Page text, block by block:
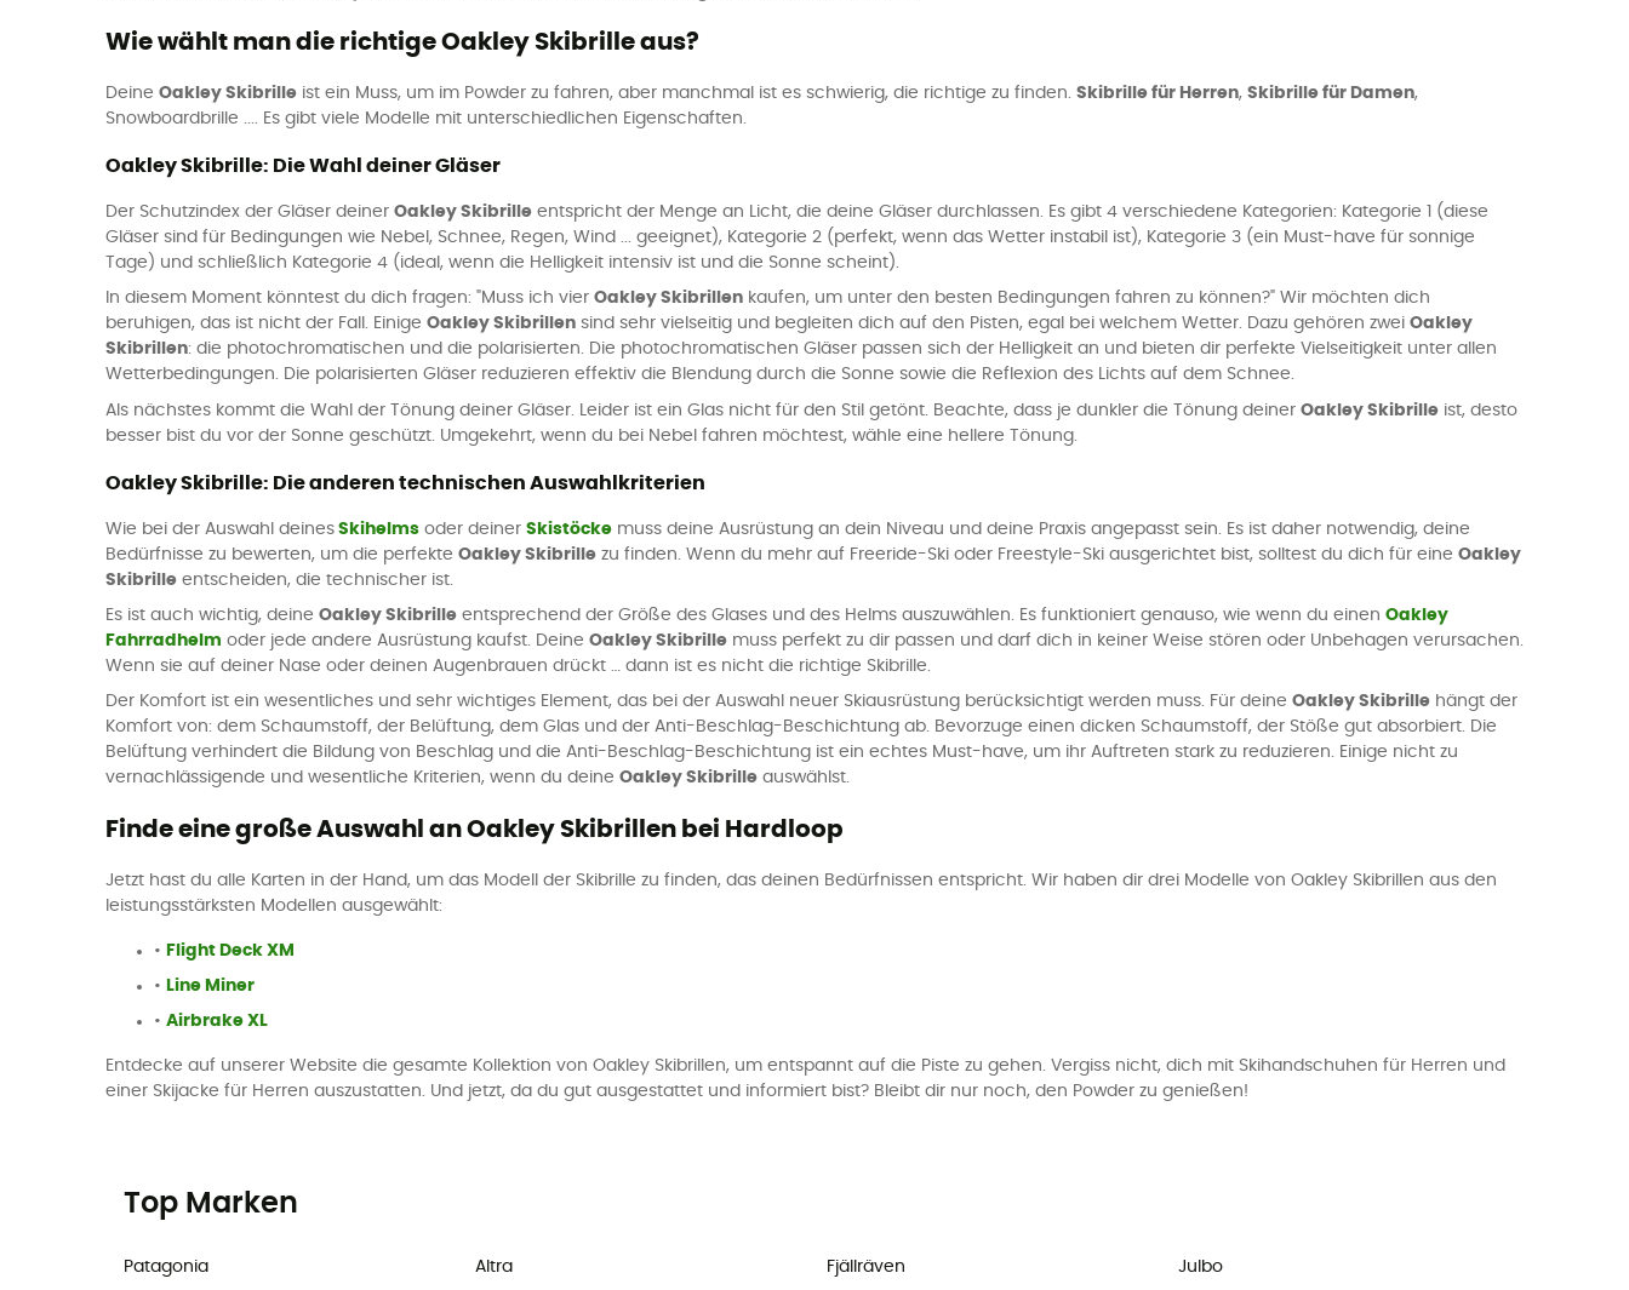
Wie wählt man die richtige Oakley Skibrille aus?
Deine Oakley Skibrille ist ein Muss, um im Powder zu fahren, aber manchmal ist es schwierig, die richtige zu finden. Skibrille für Herren, Skibrille für Damen,
Snowboardbrille .... Es gibt viele Modelle mit unterschiedlichen Eigenschaften.
Oakley Skibrille: Die Wahl deiner Gläser
Der Schutzindex der Gläser deiner Oakley Skibrille entspricht der Menge an Licht, die deine Gläser durchlassen. Es gibt 4 verschiedene Kategorien: Kategorie 1 (diese
Gläser sind für Bedingungen wie Nebel, Schnee, Regen, Wind ... geeignet), Kategorie 2 (perfekt, wenn das Wetter instabil ist), Kategorie 3 (ein Must-have für sonnige
Tage) und schließlich Kategorie 4 (ideal, wenn die Helligkeit intensiv ist und die Sonne scheint).
In diesem Moment könntest du dich fragen: "Muss ich vier Oakley Skibrillen kaufen, um unter den besten Bedingungen fahren zu können?" Wir möchten dich
beruhigen, das ist nicht der Fall. Einige Oakley Skibrillen sind sehr vielseitig und begleiten dich auf den Pisten, egal bei welchem Wetter. Dazu gehören zwei Oakley
Skibrillen: die photochromatischen und die polarisierten. Die photochromatischen Gläser passen sich der Helligkeit an und bieten dir perfekte Vielseitigkeit unter allen
Wetterbedingungen. Die polarisierten Gläser reduzieren effektiv die Blendung durch die Sonne sowie die Reflexion des Lichts auf dem Schnee.
Als nächstes kommt die Wahl der Tönung deiner Gläser. Leider ist ein Glas nicht für den Stil getönt. Beachte, dass je dunkler die Tönung deiner Oakley Skibrille ist, desto
besser bist du vor der Sonne geschützt. Umgekehrt, wenn du bei Nebel fahren möchtest, wähle eine hellere Tönung.
Oakley Skibrille: Die anderen technischen Auswahlkriterien
Wie bei der Auswahl deines Skihelms oder deiner Skistöcke muss deine Ausrüstung an dein Niveau und deine Praxis angepasst sein. Es ist daher notwendig, deine
Bedürfnisse zu bewerten, um die perfekte Oakley Skibrille zu finden. Wenn du mehr auf Freeride-Ski oder Freestyle-Ski ausgerichtet bist, solltest du dich für eine Oakley
Skibrille entscheiden, die technischer ist.
Es ist auch wichtig, deine Oakley Skibrille entsprechend der Größe des Glases und des Helms auszuwählen. Es funktioniert genauso, wie wenn du einen Oakley
Fahrradhelm oder jede andere Ausrüstung kaufst. Deine Oakley Skibrille muss perfekt zu dir passen und darf dich in keiner Weise stören oder Unbehagen verursachen.
Wenn sie auf deiner Nase oder deinen Augenbrauen drückt … dann ist es nicht die richtige Skibrille.
Der Komfort ist ein wesentliches und sehr wichtiges Element, das bei der Auswahl neuer Skiausrüstung berücksichtigt werden muss. Für deine Oakley Skibrille hängt der
Komfort von: dem Schaumstoff, der Belüftung, dem Glas und der Anti-Beschlag-Beschichtung ab. Bevorzuge einen dicken Schaumstoff, der Stöße gut absorbiert. Die
Belüftung verhindert die Bildung von Beschlag und die Anti-Beschlag-Beschichtung ist ein echtes Must-have, um ihr Auftreten stark zu reduzieren. Einige nicht zu
vernachlässigende und wesentliche Kriterien, wenn du deine Oakley Skibrille auswählst.
Finde eine große Auswahl an Oakley Skibrillen bei Hardloop
Jetzt hast du alle Karten in der Hand, um das Modell der Skibrille zu finden, das deinen Bedürfnissen entspricht. Wir haben dir drei Modelle von Oakley Skibrillen aus den
leistungsstärksten Modellen ausgewählt:
• Flight Deck XM
• Line Miner
• Airbrake XL
Entdecke auf unserer Website die gesamte Kollektion von Oakley Skibrillen, um entspannt auf die Piste zu gehen. Vergiss nicht, dich mit Skihandschuhen für Herren und
einer Skijacke für Herren auszustatten. Und jetzt, da du gut ausgestattet und informiert bist? Bleibt dir nur noch, den Powder zu genießen!
Top Marken
Patagonia Altra Fjällräven Julbo